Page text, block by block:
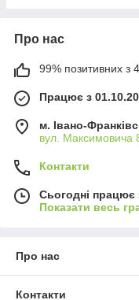
Про нас
99% позитивних з
Працює з
м. Івано-
вул. Максимовича
Контакти
Сьогодні працює
Показати весь
Про нас
Контакти